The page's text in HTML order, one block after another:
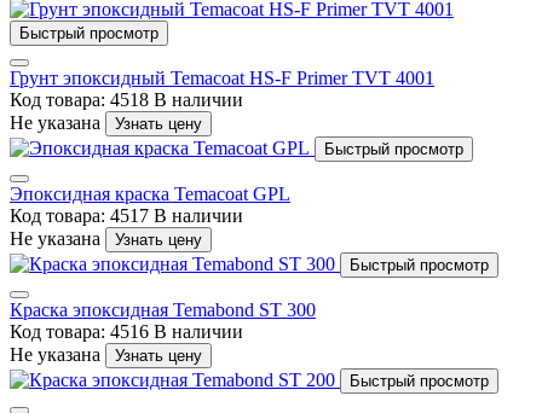
Быстрый просмотр
Грунт эпоксидный Temacoat HS-F Primer TVT 4001
Код товара: 4518 В наличии
Не указана
Узнать цену
Быстрый просмотр
Эпоксидная краска Temacoat GPL
Код товара: 4517 В наличии
Не указана
Узнать цену
Быстрый просмотр
Краска эпоксидная Temabond ST 300
Код товара: 4516 В наличии
Не указана
Узнать цену
Быстрый просмотр